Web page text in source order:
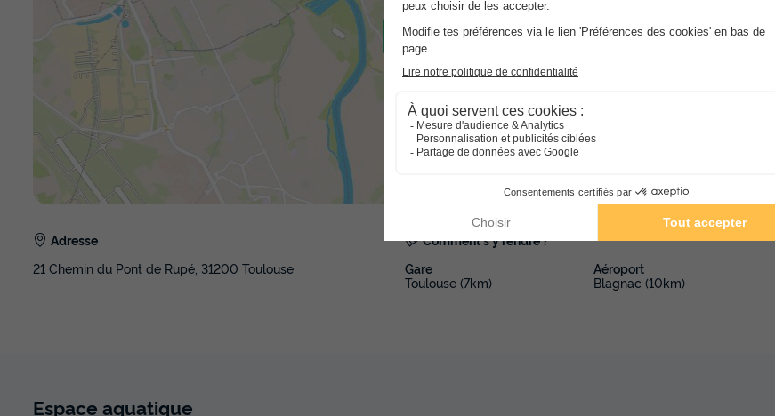
Adresse
21 Chemin du Pont de Rupé, 31200 Toulouse
Comment s'y rendre ?
Gare
Toulouse (7km)
Aéroport
Blagnac (10km)
Espace aquatique